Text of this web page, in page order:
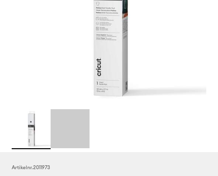
Artikelnr.2011973